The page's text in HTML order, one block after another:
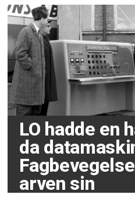
LO hadde en
da
arven sin